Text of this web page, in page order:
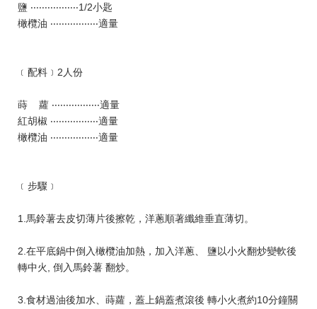
鹽 ‧‧‧‧‧‧‧‧‧‧‧‧‧‧‧‧‧1/2小匙
橄欖油 ‧‧‧‧‧‧‧‧‧‧‧‧‧‧‧‧‧適量
﹝配料﹞2人份
蒔 蘿 ‧‧‧‧‧‧‧‧‧‧‧‧‧‧‧‧‧適量
紅胡椒 ‧‧‧‧‧‧‧‧‧‧‧‧‧‧‧‧‧適量
橄欖油 ‧‧‧‧‧‧‧‧‧‧‧‧‧‧‧‧‧適量
﹝步驟﹞
1.馬鈴薯去皮切薄片後擦乾，洋蔥順著纖維垂直薄切。
2.在平底鍋中倒入橄欖油加熱，加入洋蔥、 鹽以小火翻炒變軟後
轉中火, 倒入馬鈴薯 翻炒。
3.食材過油後加水、蒔蘿，蓋上鍋蓋煮滾後 轉小火煮約10分鐘關